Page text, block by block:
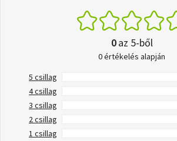
0az 5-ből
0 értékelés alapján
5 csillag
4 csillag
3 csillag
2 csillag
1 csillag